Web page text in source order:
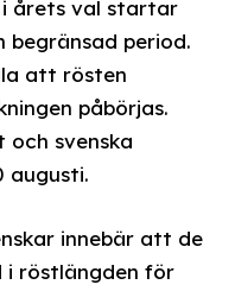
årets val startar
begränsad period.
att rösten
påbörjas.
och svenska
augusti.
innebär att de
i röstlängden för